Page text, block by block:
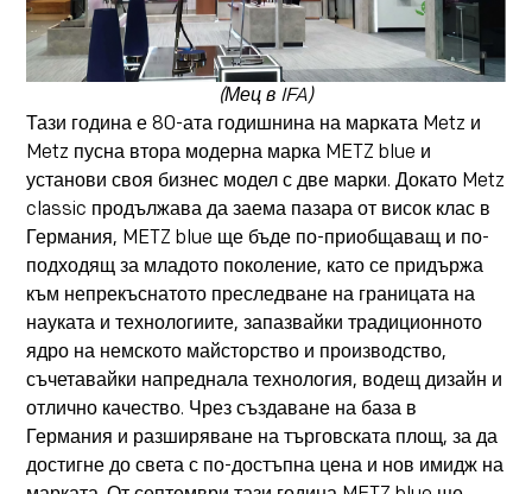
(Мец в IFA)
Тази година е 80-ата годишнина на марката Metz и
Metz пусна втора модерна марка METZ blue и
установи своя бизнес модел с две марки. Докато Metz
classic продължава да заема пазара от висок клас в
Германия, METZ blue ще бъде по-приобщаващ и по-
подходящ за младото поколение, като се придържа
към непрекъснатото преследване на границата на
науката и технологиите, запазвайки традиционното
ядро на немското майсторство и производство,
съчетавайки напреднала технология, водещ дизайн и
отлично качество. Чрез създаване на база в
Германия и разширяване на търговската площ, за да
достигне до света с по-достъпна цена и нов имидж на